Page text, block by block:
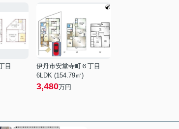
目
伊丹市安堂寺町６丁目
6LDK (154.79㎡)
3,480万円